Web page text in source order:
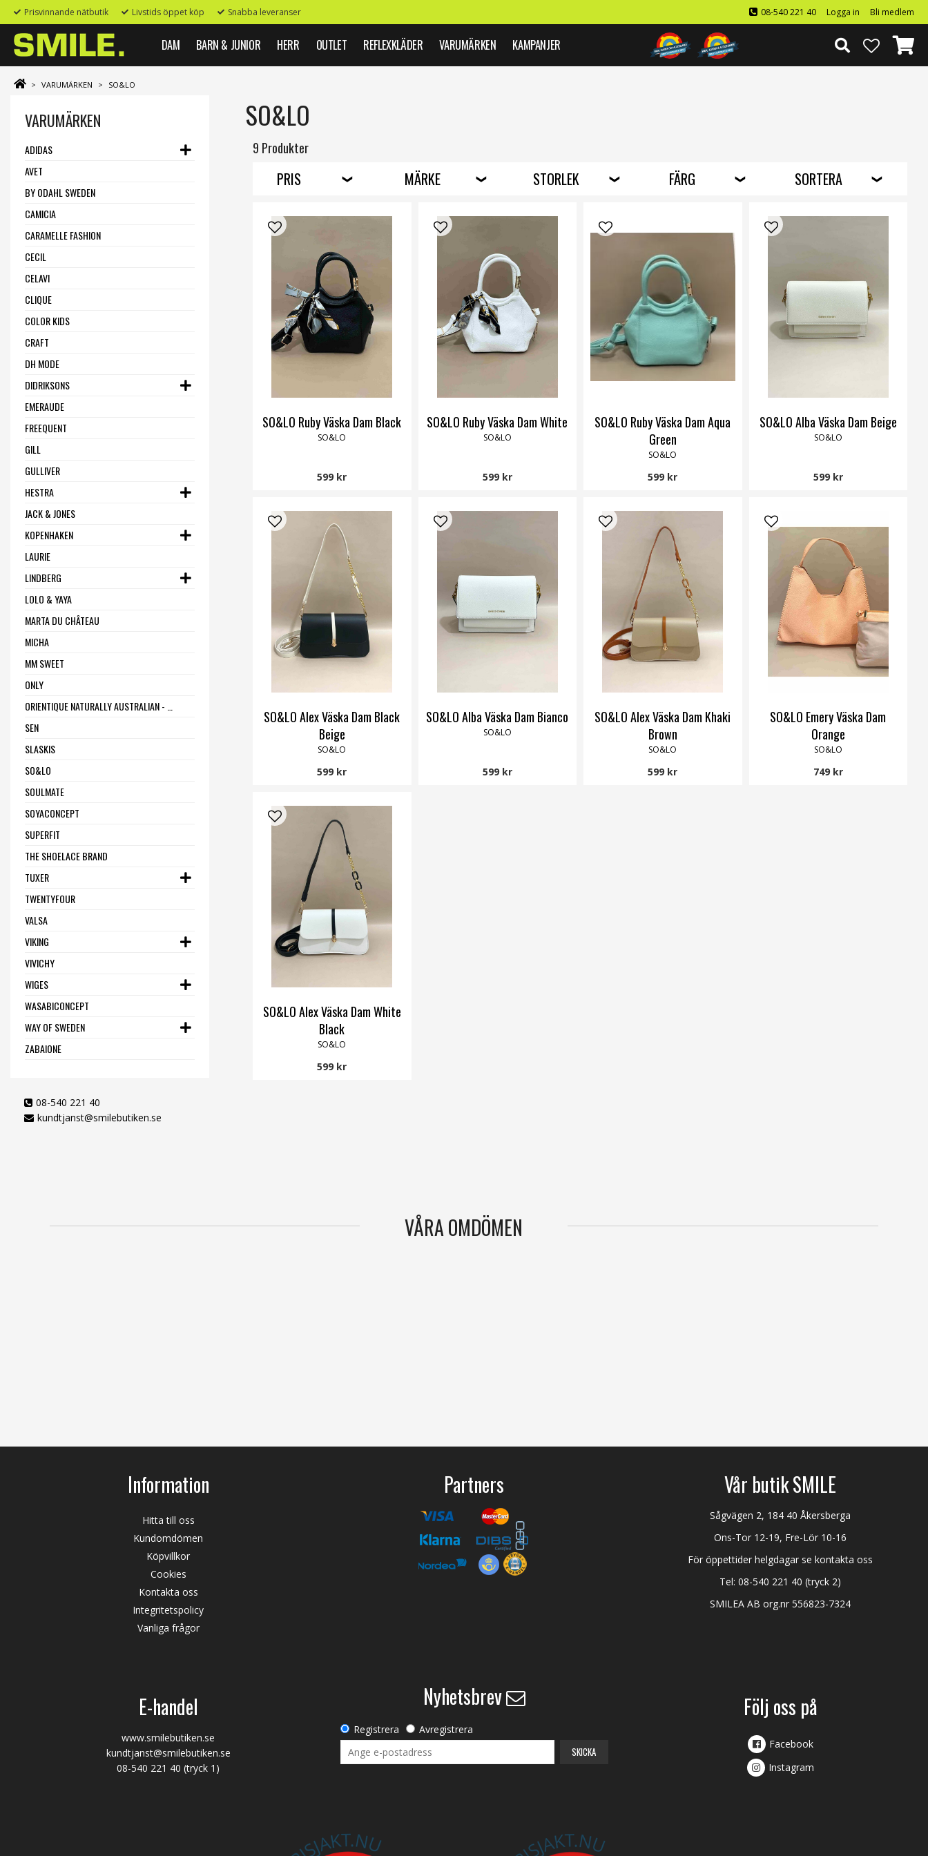
Prisvinnande nätbutik Livstids öppet köp Snabba leveranser 08-540 221 40 Logga in Bli medlem
DAM BARN & JUNIOR HERR OUTLET REFLEXKLÄDER VARUMÄRKEN KAMPANJER
> VARUMÄRKEN > SO&LO
VARUMÄRKEN
ADIDAS
AVET
BY ODAHL SWEDEN
CAMICIA
CARAMELLE FASHION
CECIL
CELAVI
CLIQUE
COLOR KIDS
CRAFT
DH MODE
DIDRIKSONS
EMERAUDE
FREEQUENT
GILL
GULLIVER
HESTRA
JACK & JONES
KOPENHAKEN
LAURIE
LINDBERG
LOLO & YAYA
MARTA DU CHÂTEAU
MICHA
MM SWEET
ONLY
SEN
SLASKIS
SO&LO
SOULMATE
SOYACONCEPT
SUPERFIT
THE SHOELACE BRAND
TUXER
TWENTYFOUR
VALSA
VIKING
VIVICHY
WIGES
WASABICONCEPT
WAY OF SWEDEN
ZABAIONE
08-540 221 40
kundtjanst@smilebutiken.se
SO&LO
9 Produkter
PRIS MÄRKE STORLEK FÄRG SORTERA
SO&LO Ruby Väska Dam Black
SO&LO
599 kr
SO&LO Ruby Väska Dam White
SO&LO
599 kr
SO&LO Ruby Väska Dam Aqua
Green
SO&LO
599 kr
SO&LO Alba Väska Dam Beige
SO&LO
599 kr
SO&LO Alex Väska Dam Black
Beige
SO&LO
599 kr
SO&LO Alba Väska Dam Bianco
SO&LO
599 kr
SO&LO Alex Väska Dam Khaki
Brown
SO&LO
599 kr
SO&LO Emery Väska Dam
Orange
SO&LO
749 kr
SO&LO Alex Väska Dam White
Black
SO&LO
599 kr
VÅRA OMDÖMEN
Information
Hitta till oss
Kundomdömen
Köpvillkor
Cookies
Kontakta oss
Integritetspolicy
Vanliga frågor
Partners Vår butik SMILE
Sågvägen 2, 184 40 Åkersberga
Ons-Tor 12-19, Fre-Lör 10-16
För öppettider helgdagar se kontakta oss
Tel:08-540 221 40 (tryck 2)
SMILEA AB org.nr 556823-7324
E-handel
www.smilebutiken.se
kundtjanst@smilebutiken.se
08-540 221 40 (tryck 1)
Nyhetsbrev
Registrera Avregistrera
SKICKA
Följ oss på
Facebook
Instagram